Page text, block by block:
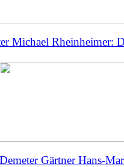
Michael Rheinheimer:
Gärtner Hans-